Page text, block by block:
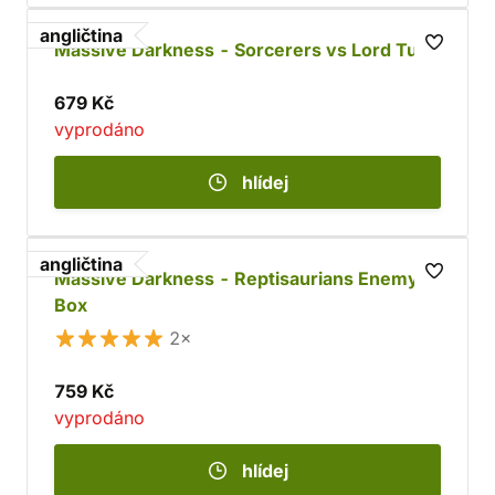
angličtina
Massive Darkness - Sorcerers vs Lord Tusk
679 Kč
vyprodáno
hlídej
angličtina
Massive Darkness - Reptisaurians Enemy
Box
2×
759 Kč
vyprodáno
hlídej